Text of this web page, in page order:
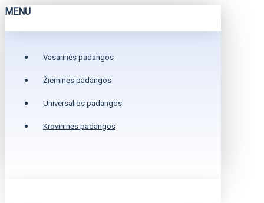
MENU
Vasarinės padangos
Žieminės padangos
Universalios padangos
Krovininės padangos